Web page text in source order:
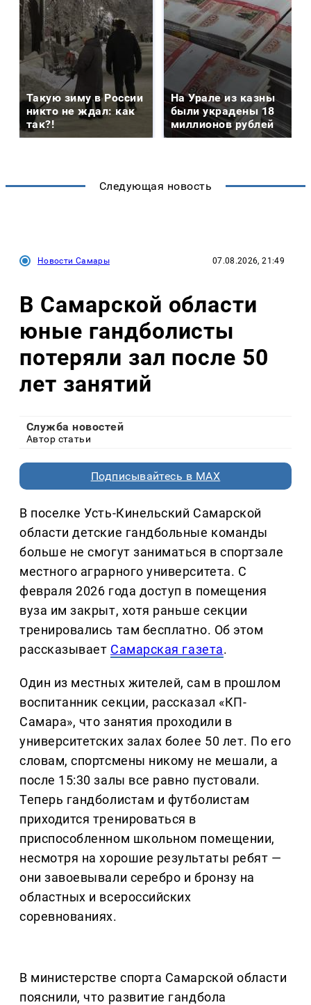
Такую зиму в России
никто не ждал: как
так?!
На Урале из казны
были украдены 18
миллионов рублей
Следующая новость
Новости Самары 07.08.2026, 21:49
В Самарской области
юные гандболисты
потеряли зал после 50
лет занятий
Служба новостей
Автор статьи
Подписывайтесь в MAX
В поселке Усть-Кинельский Самарской
области детские гандбольные команды
больше не смогут заниматься в спортзале
местного аграрного университета. С
февраля 2026 года доступ в помещения
вуза им закрыт, хотя раньше секции
тренировались там бесплатно. Об этом
рассказывает Самарская газета.
Один из местных жителей, сам в прошлом
воспитанник секции, рассказал «КП-
Самара», что занятия проходили в
университетских залах более 50 лет. По его
словам, спортсмены никому не мешали, а
после 15:30 залы все равно пустовали.
Теперь гандболистам и футболистам
приходится тренироваться в
приспособленном школьном помещении,
несмотря на хорошие результаты ребят —
они завоевывали серебро и бронзу на
областных и всероссийских
соревнованиях.
В министерстве спорта Самарской области
пояснили, что развитие гандбола